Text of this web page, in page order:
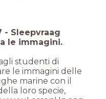
- Sleepvraag
le immagini.
studenti di
le immagini delle
marine con il
loro specie,